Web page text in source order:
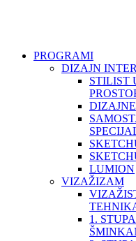
PROGRAMI
DIZAJN
STILIST
LUMION
VIZAŽIZAM
1.